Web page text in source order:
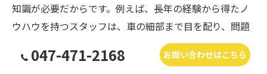
知識が必要だからです。例えば、長年の経験から得たノ
ウハウを持つスタッフは、車の細部まで目を配り、問題
点を早期に発見することができます。また、顧客とのコ
ミュニケーションが円滑であれば、車検の過程や必要な
047-471-2168 お問い合わせはこちら